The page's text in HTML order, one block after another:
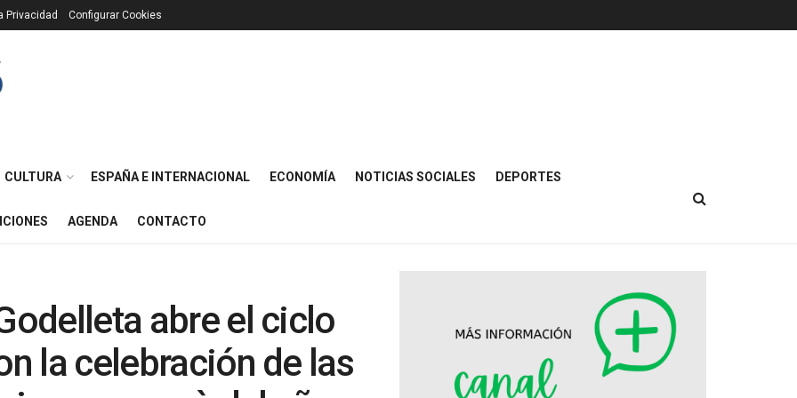
Privacidad Configurar Cookies
CULTURA ESPAÑA E INTERNACIONAL ECONOMÍA NOTICIAS SOCIALES DEPORTES
AGENDA CONTACTO
abre el ciclo
la celebración de las